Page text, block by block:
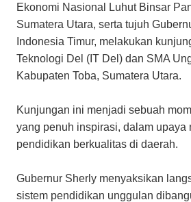
Ekonomi Nasional Luhut Binsar
Sumatera Utara, serta tujuh
Indonesia Timur, melakukan
Teknologi Del (IT Del) dan SMA
Kabupaten Toba, Sumatera Utara.
Kunjungan ini menjadi sebuah
yang penuh inspirasi, dalam upaya
pendidikan berkualitas di daerah.
Gubernur Sherly menyaksikan
sistem pendidikan unggulan